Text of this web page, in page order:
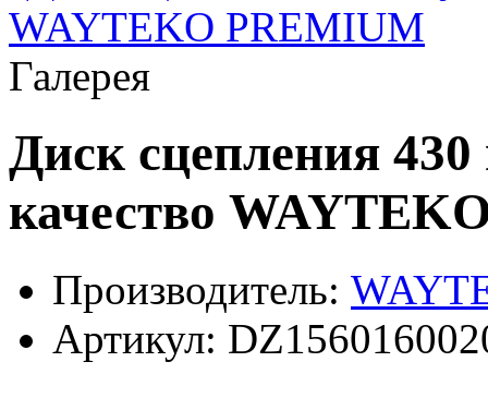
Галерея
Диск сцепления 430
качество
Производитель:
Артикул: